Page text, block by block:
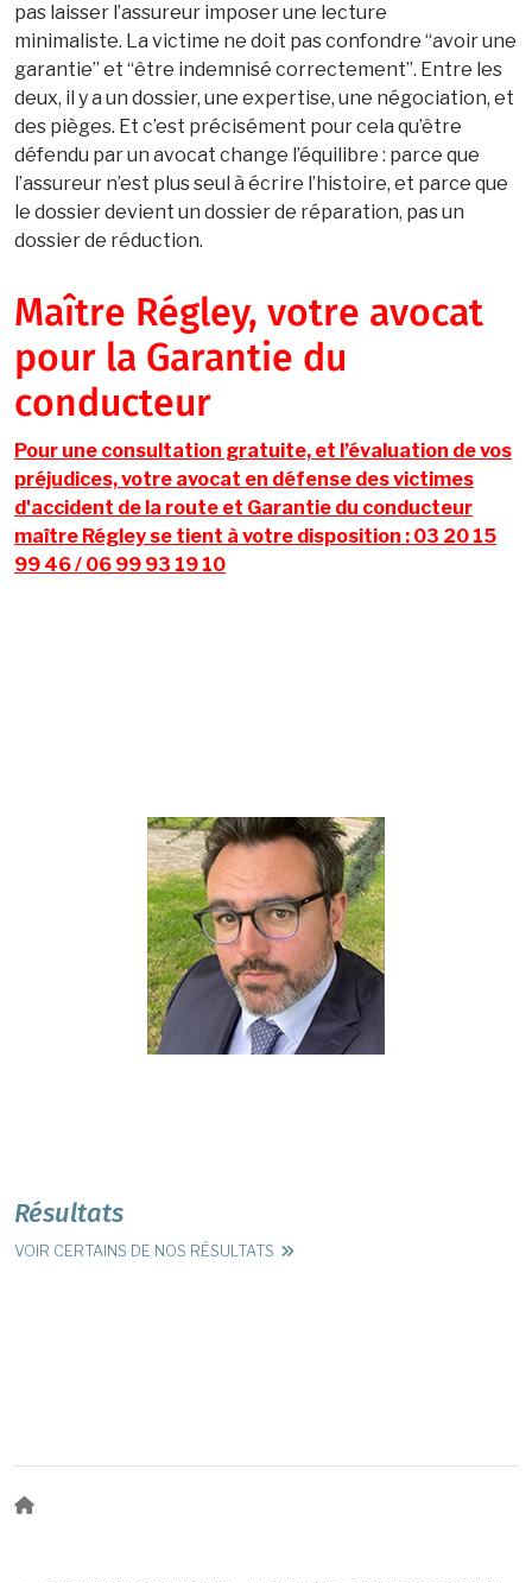
pas laisser l’assureur imposer une lecture
minimaliste. La victime ne doit pas confondre “avoir une
garantie” et “être indemnisé correctement”. Entre les
deux, il y a un dossier, une expertise, une négociation, et
des pièges. Et c’est précisément pour cela qu’être
défendu par un avocat change l’équilibre : parce que
l’assureur n’est plus seul à écrire l’histoire, et parce que
le dossier devient un dossier de réparation, pas un
dossier de réduction.
Maître Régley, votre avocat
pour la Garantie du
conducteur
Pour une consultation gratuite, et l’évaluation de vos
préjudices, votre avocat en défense des victimes
d'accident de la route et Garantie du conducteur
maître Régley se tient à votre disposition : 03 20 15
99 46 / 06 99 93 19 10
Résultats
VOIR CERTAINS DE NOS RÉSULTATS